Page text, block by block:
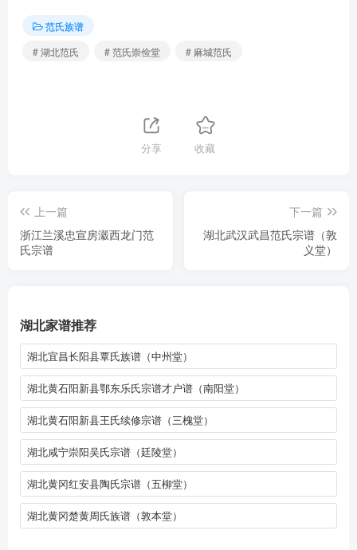
范氏族谱
# 湖北范氏
# 范氏崇俭堂 # 麻城范氏
分享 收藏
上一篇
浙江兰溪忠宣房瀫西龙门范
氏宗谱
下一篇
湖北武汉武昌范氏宗谱（敦
义堂）
湖北家谱推荐
湖北宜昌长阳县覃氏族谱（中州堂）
湖北黄石阳新县鄂东乐氏宗谱才户谱（南阳堂）
湖北黄石阳新县王氏续修宗谱（三槐堂）
湖北咸宁崇阳吴氏宗谱（廷陵堂）
湖北黄冈红安县陶氏宗谱（五柳堂）
湖北黄冈楚黄周氏族谱（敦本堂）